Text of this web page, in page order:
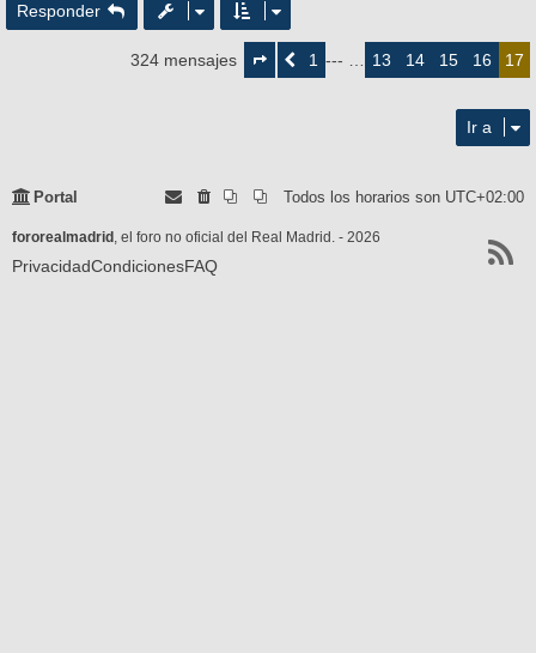
Responder
324 mensajes
Página
deAnterior1 --- … 13 14 15 16 17
Ir a
Portal Todos los horarios son UTC+02:00
fororealmadrid , el foro no oficial del Real Madrid. - 2026
PrivacidadCondicionesFAQ